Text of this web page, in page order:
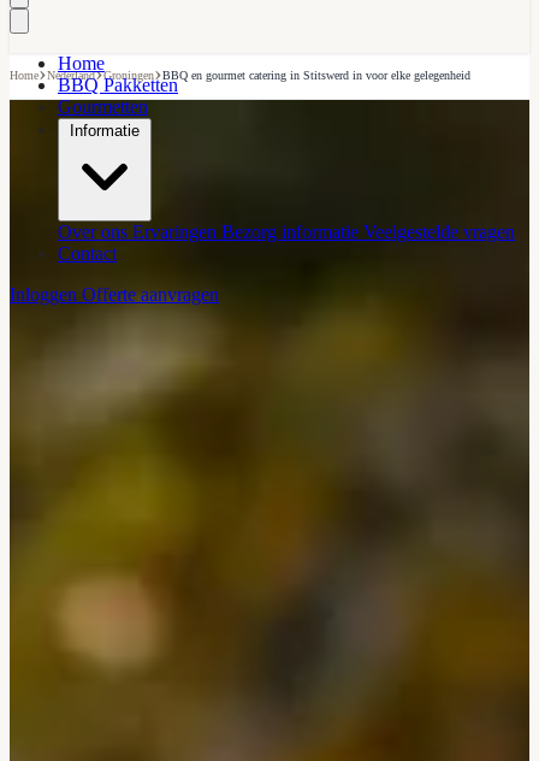
Home
BBQ Pakketten
Gourmetten
Informatie
Over ons Ervaringen Bezorg informatie Veelgestelde vragen
Contact
Inloggen Offerte aanvragen
Home›Nederland›Groningen›BBQ en gourmet catering in Stitswerd in voor elke gelegenheid